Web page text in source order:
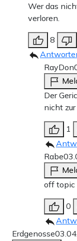
Wer das
verloren.
8
RayDon
Der
nicht zur
1
Rabe
off topic
0
Erdgenosse